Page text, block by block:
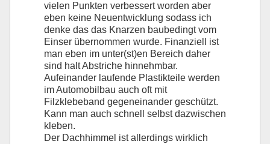
vielen Punkten verbessert worden aber
eben keine Neuentwicklung sodass ich
denke das das Knarzen baubedingt vom
Einser übernommen wurde. Finanziell ist
man eben im unter(st)en Bereich daher
sind halt Abstriche hinnehmbar.
Aufeinander laufende Plastikteile werden
im Automobilbau auch oft mit
Filzklebeband gegeneinander geschützt.
Kann man auch schnell selbst dazwischen
kleben.
Der Dachhimmel ist allerdings wirklich